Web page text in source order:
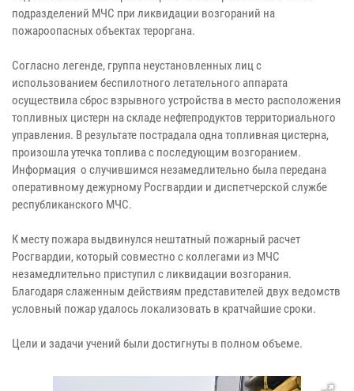
подразделений МЧС при ликвидации возгораний на
пожароопасных объектах тероргана.
Согласно легенде, группа неустановленных лиц с
использованием беспилотного летательного аппарата
осуществила сброс взрывного устройства в место расположения
топливных цистерн на складе нефтепродуктов территориального
управления. В результате пострадала одна топливная цистерна,
произошла утечка топлива с последующим возгоранием.
Информация о случившимся незамедлительно была передана
оперативному дежурному Росгвардии и диспетчерской службе
республиканского МЧС.
К месту пожара выдвинулся нештатный пожарный расчет
Росгвардии, который совместно с коллегами из МЧС
незамедлительно приступил с ликвидации возгорания.
Благодаря слаженным действиям представителей двух ведомств
условный пожар удалось локализовать в кратчайшие сроки.
Цели и задачи учений были достигнуты в полном объеме.